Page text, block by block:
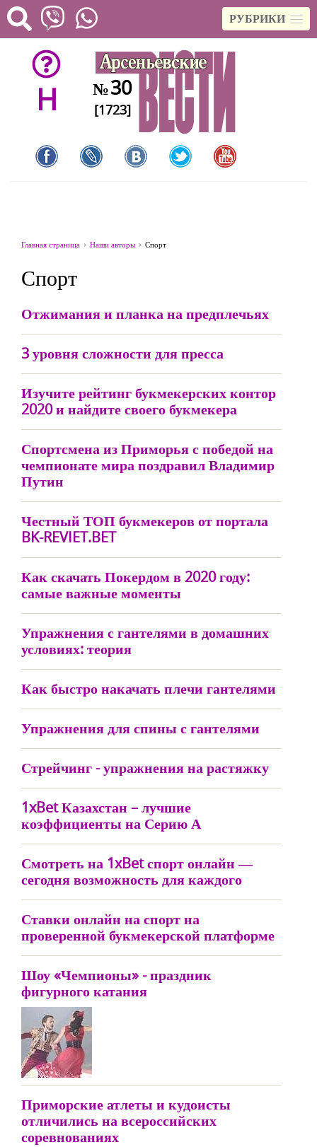
РУБРИКИ
H №30
[1723]
Главная страница Наши авторы Спорт
Спорт
Отжимания и планка на предплечьях
3 уровня сложности для пресса
Изучите рейтинг букмекерских контор
2020 и найдите своего букмекера
Спортсмена из Приморья с победой на
чемпионате мира поздравил Владимир
Путин
Честный ТОП букмекеров от портала
BK-REVIET.BET
Как скачать Покердом в 2020 году:
самые важные моменты
Упражнения с гантелями в домашних
условиях: теория
Как быстро накачать плечи гантелями
Упражнения для спины с гантелями
Стрейчинг - упражнения на растяжку
1xBet Казахстан – лучшие
коэффициенты на Серию А
Смотреть на 1xBet спорт онлайн ―
сегодня возможность для каждого
Ставки онлайн на спорт на
проверенной букмекерской платформе
Шоу «Чемпионы» - праздник
фигурного катания
Приморские атлеты и кудоисты
отличились на всероссийских
соревнованиях